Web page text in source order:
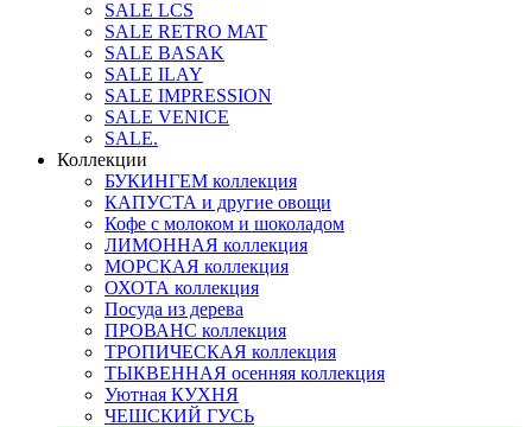
SALE LCS
SALE RETRO MAT
SALE BASAK
SALE ILAY
SALE IMPRESSION
SALE VENICE
SALE.
Коллекции
БУКИНГЕМ коллекция
КАПУСТА и другие овощи
Кофе с молоком и шоколадом
ЛИМОННАЯ коллекция
МОРСКАЯ коллекция
ОХОТА коллекция
Посуда из дерева
ПРОВАНС коллекция
ТРОПИЧЕСКАЯ коллекция
ТЫКВЕННАЯ осенняя коллекция
Уютная КУХНЯ
ЧЕШСКИЙ ГУСЬ